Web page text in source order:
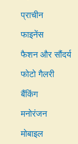
प्राचीन
फाइनेंस
फैशन और सौंदर्य
फोटो गैलरी
बैंकिंग
मनोरंजन
मोबाइल